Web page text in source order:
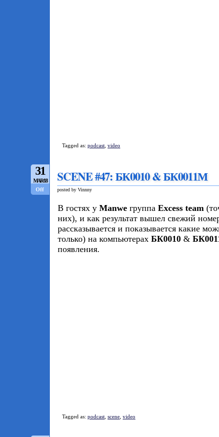
Tagged as: podcast video
31
MAR/18
Off
SCENE #47: БК0010 & БК0011М
posted by Vinnny
В гостях у Manwe группа Excess team
них), и как результат вышел свежий
рассказывается и показывается какие
только) на компьютерах БК0010 &
появления.
Tagged as: podcast scene video